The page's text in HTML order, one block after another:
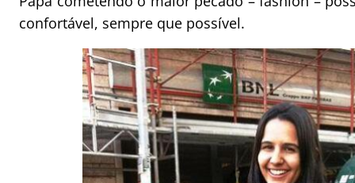
confortável, sempre que possível.